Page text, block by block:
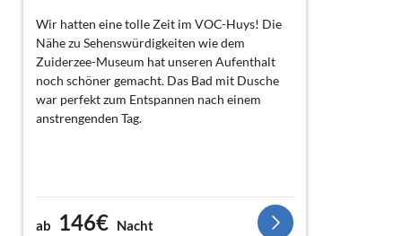
Wir hatten eine tolle Zeit im VOC-Huys! Die
Nähe zu Sehenswürdigkeiten wie dem
Zuiderzee-Museum hat unseren Aufenthalt
noch schöner gemacht. Das Bad mit Dusche
war perfekt zum Entspannen nach einem
anstrengenden Tag.
ab 146€ Nacht